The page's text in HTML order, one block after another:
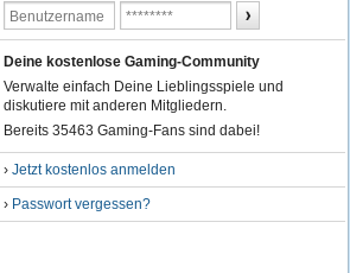
Deine kostenlose Gaming-Community
Verwalte einfach Deine Lieblingsspiele und
diskutiere mit anderen Mitgliedern.
Bereits 35463 Gaming-Fans sind dabei!
› Jetzt kostenlos anmelden
› Passwort vergessen?